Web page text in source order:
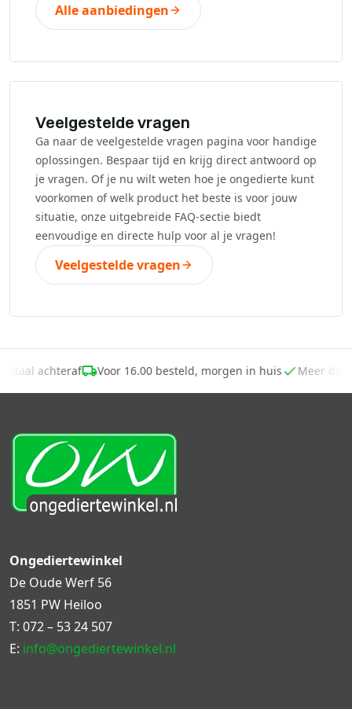
Alle aanbiedingen
Veelgestelde vragen
Ga naar de veelgestelde vragen pagina voor handige
oplossingen. Bespaar tijd en krijg direct antwoord op
je vragen. Of je nu wilt weten hoe je ongedierte kunt
voorkomen of welk product het beste is voor jouw
situatie, onze uitgebreide FAQ-sectie biedt
eenvoudige en directe hulp voor al je vragen!
Veelgestelde vragen
Betaal achteraf Voor 16.00 besteld, morgen in huis Meer
Ongediertewinkel
De Oude Werf 56
1851 PW Heiloo
T: 072 – 53 24 507
E: info@ongediertewinkel.nl